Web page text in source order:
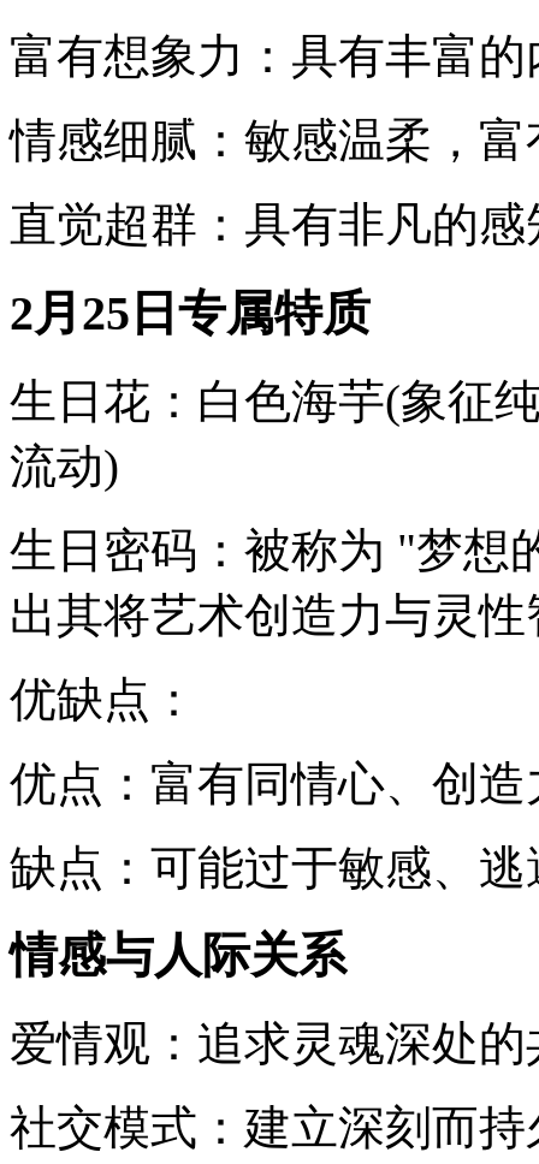
富有想象力：具有丰富
情感细腻：敏感温柔，
直觉超群：具有非凡的
2月25日专属特质
生日花：白色海芋(象征
流动)
生日密码：被称为 "梦想
出其将艺术创造力与灵
优缺点：
优点：富有同情心、创
缺点：可能过于敏感、
情感与人际关系
爱情观：追求灵魂深处
社交模式：建立深刻而